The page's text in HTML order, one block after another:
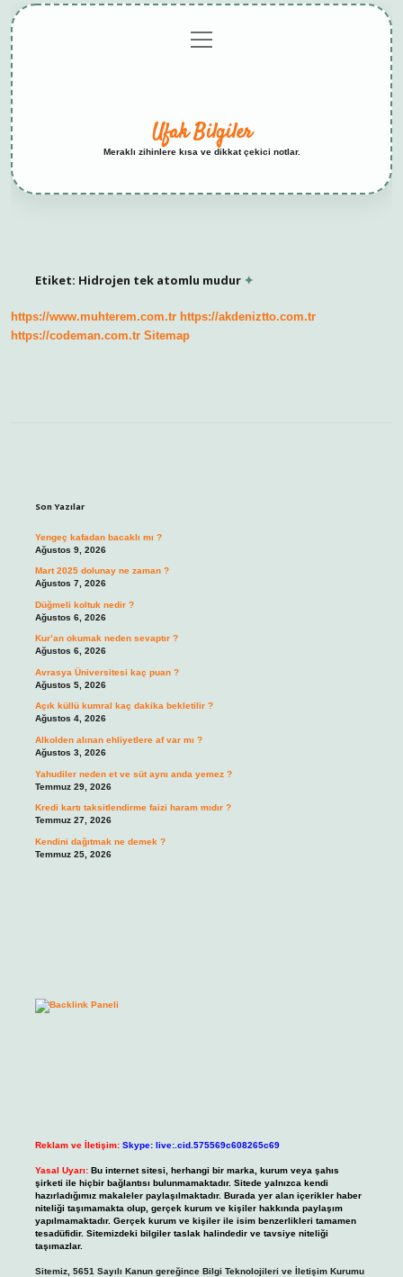
menüyü
aç
Ufak Bilgiler
Meraklı zihinlere kısa ve dikkat çekici notlar.
Etiket: Hidrojen tek atomlu mudur
https://www.muhterem.com.tr https://akdeniztto.com.tr
https://codeman.com.tr Sitemap
Son Yazılar
Yengeç kafadan bacaklı mı ?
Ağustos 9, 2026
Mart 2025 dolunay ne zaman ?
Ağustos 7, 2026
Düğmeli koltuk nedir ?
Ağustos 6, 2026
Kur’an okumak neden sevaptır ?
Ağustos 6, 2026
Avrasya Üniversitesi kaç puan ?
Ağustos 5, 2026
Açık küllü kumral kaç dakika bekletilir ?
Ağustos 4, 2026
Alkolden alınan ehliyetlere af var mı ?
Ağustos 3, 2026
Yahudiler neden et ve süt aynı anda yemez ?
Temmuz 29, 2026
Kredi kartı taksitlendirme faizi haram mıdır ?
Temmuz 27, 2026
Kendini dağıtmak ne demek ?
Temmuz 25, 2026
Reklam ve İletişim: Skype: live:.cid.575569c608265c69
Yasal Uyarı: Bu internet sitesi, herhangi bir marka, kurum veya şahıs
şirketi ile hiçbir bağlantısı bulunmamaktadır. Sitede yalnızca kendi
hazırladığımız makaleler paylaşılmaktadır. Burada yer alan içerikler haber
niteliği taşımamakta olup, gerçek kurum ve kişiler hakkında paylaşım
yapılmamaktadır. Gerçek kurum ve kişiler ile isim benzerlikleri tamamen
tesadüfidir. Sitemizdeki bilgiler taslak halindedir ve tavsiye niteliği
taşımazlar.
Sitemiz, 5651 Sayılı Kanun gereğince Bilgi Teknolojileri ve İletişim Kurumu